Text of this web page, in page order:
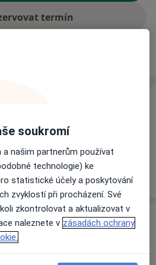
termín
a cenách nejsou k dispozici
službách.
soukromí
našim partnerům používat
technologie) ke
statistické účely a poskytování
zvyklostí při procházení. Své
zkontrolovat a aktualizovat v
naleznete v zásadách ochrany